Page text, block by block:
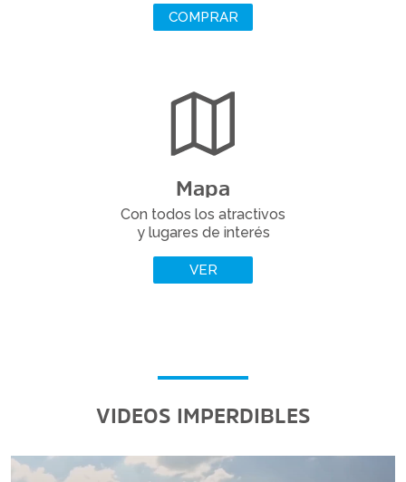
COMPRAR
Mapa
Con todos los atractivos
y lugares de interés
VER
VIDEOS IMPERDIBLES